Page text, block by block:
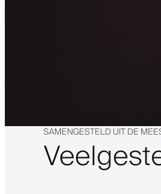
SAMENGESTELD UIT DE